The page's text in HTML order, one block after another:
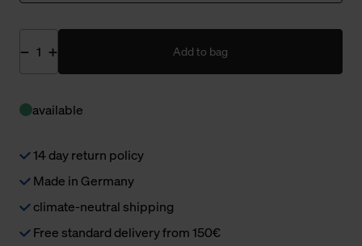
Add to bag
available
14 day return policy
Made in Germany
climate-neutral shipping
Free standard delivery from 150€